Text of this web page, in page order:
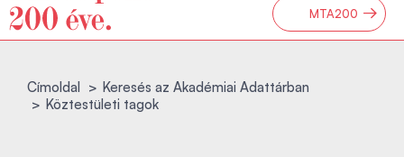
MTA200 →
Címoldal
Keresés az Akadémiai Adattárban
Köztestületi tagok